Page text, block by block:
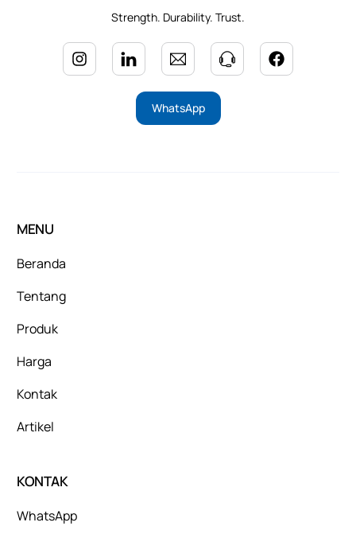
Strength. Durability. Trust.
WhatsApp
MENU
Beranda
Tentang
Produk
Harga
Kontak
Artikel
KONTAK
WhatsApp